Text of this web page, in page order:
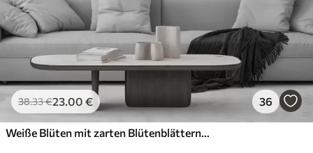
38.33€23.00 € 36
Weiße Blüten mit zarten Blütenblättern, angeordnet in einem wunderschönen Blumenmuster vor einem hellen Hintergrund